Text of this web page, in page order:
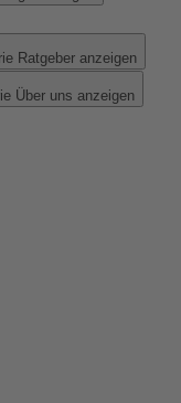
Ratgeber anzeigen
Über uns anzeigen